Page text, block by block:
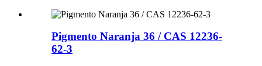
Pigmento Naranja 36 / CAS 12236-
62-3